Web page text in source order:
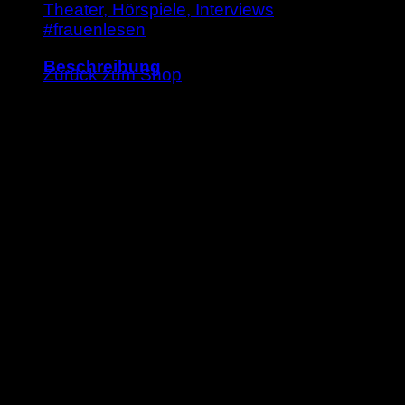
Es befinden sich keine Produkte im Warenkorb.
Zurück zum Shop
Theater, Hörspiele, Interviews
#frauenlesen
Beschreibung